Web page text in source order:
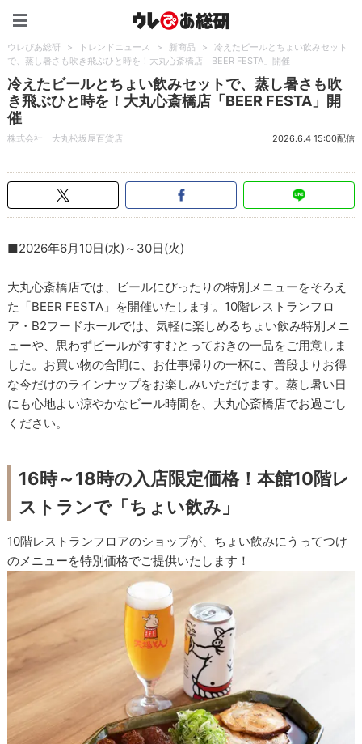
ウレぴあ総研 > トレンドニュース > 新商品 >
冷えたビールとちょい飲みセット
で、蒸し暑さも吹き飛ぶひと時を！大丸心斎橋店「BEER FESTA」開催
冷えたビールとちょい飲みセットで、蒸し暑さも吹
き飛ぶひと時を！大丸心斎橋店「BEER FESTA」開
催
株式会社 大丸松坂屋百貨店 2026.6.4 15:00配信
■2026年6月10日(水)～30日(火)
大丸心斎橋店では、ビールにぴったりの特別メニューをそろえ
た「BEER FESTA」を開催いたします。10階レストランフロ
ア・B2フードホールでは、気軽に楽しめるちょい飲み特別メニ
ューや、思わずビールがすすむとっておきの一品をご用意しま
した。お買い物の合間に、お仕事帰りの一杯に、普段よりお得
な今だけのラインナップをお楽しみいただけます。蒸し暑い日
にも心地よい涼やかなビール時間を、大丸心斎橋店でお過ごし
ください。
16時～18時の入店限定価格！本館10階レ
ストランで「ちょい飲み」
10階レストランフロアのショップが、ちょい飲みにうってつけ
のメニューを特別価格でご提供いたします！